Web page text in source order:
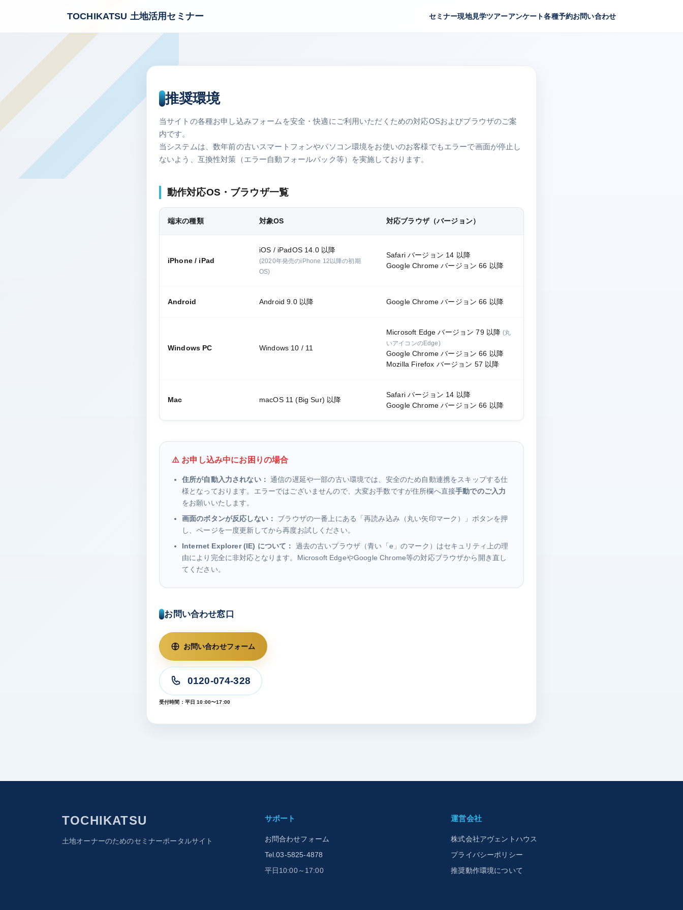
TOCHIKATSU 土地活用セミナー セミナー現地見学ツアーアンケート各種予約お問い合わせ
推奨環境
当サイトの各種お申し込みフォームを安全・快適にご利用いただくための対応OSおよびブラウザのご案
内です。
当システムは、数年前の古いスマートフォンやパソコン環境をお使いのお客様でもエラーで画面が停止し
ないよう、互換性対策（エラー自動フォールバック等）を実施しております。
動作対応OS・ブラウザ一覧
端末の種類 対象OS 対応ブラウザ（バージョン）
iPhone / iPad
iOS / iPadOS 14.0 以降
(2020年発売のiPhone 12以降の初期
OS)
Safari バージョン 14 以降
Google Chrome バージョン 66 以降
Android Android 9.0 以降 Google Chrome バージョン 66 以降
Windows PC Windows 10 / 11
Microsoft Edge バージョン 79 以降(丸
いアイコンのEdge)
Google Chrome バージョン 66 以降
Mozilla Firefox バージョン 57 以降
Mac macOS 11 (Big Sur) 以降
Safari バージョン 14 以降
Google Chrome バージョン 66 以降
⚠️ お申し込み中にお困りの場合
住所が自動入力されない： 通信の遅延や一部の古い環境では、安全のため自動連携をスキップする仕
様となっております。エラーではございませんので、大変お手数ですが住所欄へ直接手動でのご入力
をお願いいたします。
画面のボタンが反応しない：
ブラウザの一番上にある「再読み込み（丸い矢印マーク）」ボタンを押
し、ページを一度更新してから再度お試しください。
Internet Explorer (IE) について：
過去の古いブラウザ（青い「e」のマーク）はセキュリティ上の理
由により完全に非対応となります。Microsoft EdgeやGoogle Chrome等の対応ブラウザから開き直し
てください。
お問い合わせ窓口
お問い合わせフォーム
0120-074-328
受付時間：平日 10:00〜17:00
TOCHIKATSU
土地オーナーのためのセミナーポータルサイト
サポート
お問合わせフォーム
Tel.03-5825-4878
平日10:00～17:00
運営会社
株式会社アヴェントハウス
プライバシーポリシー
推奨動作環境について